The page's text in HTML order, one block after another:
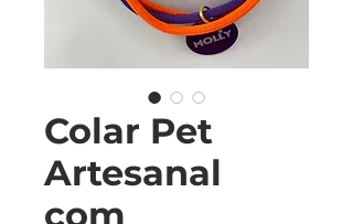
Colar Pet
Artesanal
com